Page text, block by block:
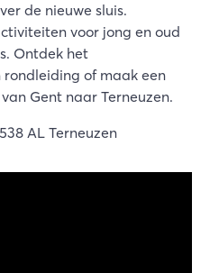
de nieuwe sluis.
voor jong en oud
Ontdek het
of maak een
Gent naar Terneuzen.
AL Terneuzen